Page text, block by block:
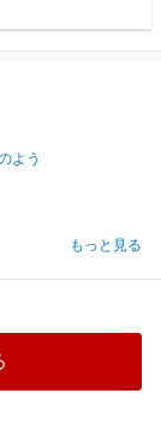
よう
もっと見る